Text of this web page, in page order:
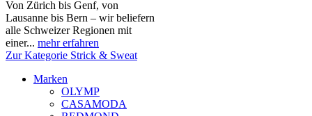
Von Zürich bis Genf, von
Lausanne bis Bern – wir beliefern
alle Schweizer Regionen mit
einer... mehr erfahren
Zur Kategorie Strick & Sweat
Marken
OLYMP
CASAMODA